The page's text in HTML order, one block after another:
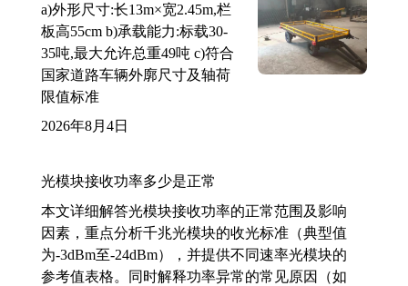
a)外形尺寸:长13m×宽2.45m,栏
板高55cm b)承载能力:标载30-
35吨,最大允许总重49吨 c)符合
国家道路车辆外廓尺寸及轴荷
限值标准
2026年8月4日
光模块接收功率多少是正常
本文详细解答光模块接收功率的正常范围及影响
因素，重点分析千兆光模块的收光标准（典型值
为-3dBm至-24dBm），并提供不同速率光模块的
参考值表格。同时解释功率异常的常见原因（如